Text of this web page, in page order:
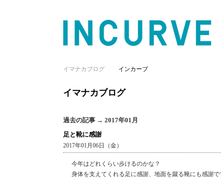
イマナカブログ
イマナカブログ インカーブ
過去の記事 → 2017年01月
足と靴に感謝
2017年01月06日（金）
今年はどれくらい歩けるのかな？
身体を支えてくれる足に感謝、地面を蹴る靴にも感謝で